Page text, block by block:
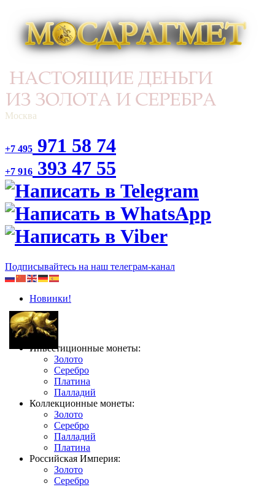
Москва
+7 495 971 58 74
+7 916 393 47 55
Подписывайтесь на наш телеграм-канал
Новинки!
Инвестиционные монеты:
Золото
Серебро
Платина
Палладий
Коллекционные монеты:
Золото
Серебро
Палладий
Платина
Российская Империя:
Золото
Серебро